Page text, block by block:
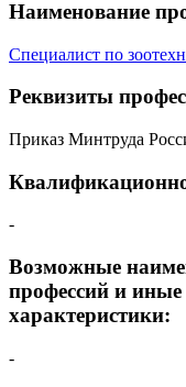
Наименование
Специалист по
Реквизиты
Приказ Минтруда
-
Возможные
профессий и
характеристики:
-